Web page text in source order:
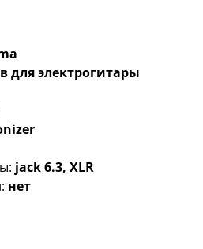
для электрогитары
jack 6.3, XLR
нет